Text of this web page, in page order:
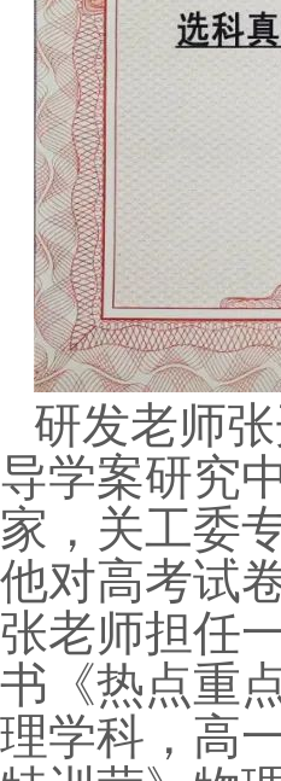
研发老师
导学案研究
家，关工委
他对高考试
张老师担任
书《热点重
理学科，高